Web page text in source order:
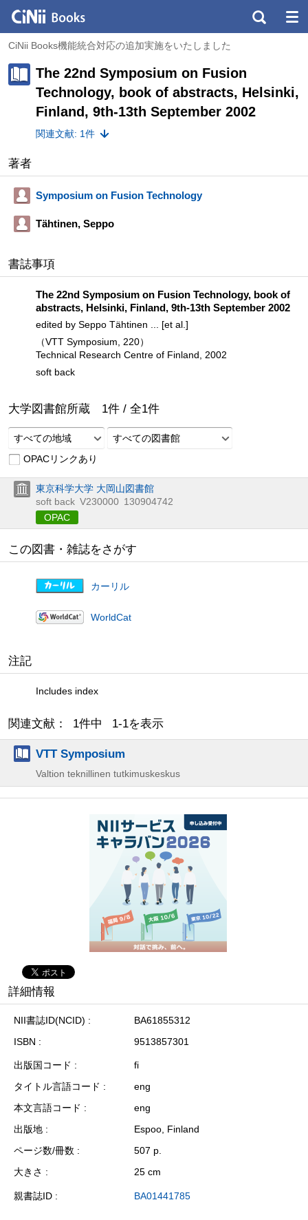
CiNii Books機能統合対応の追加実施をいたしました
The 22nd Symposium on Fusion
Technology, book of abstracts, Helsinki,
Finland, 9th-13th September 2002
関連文献: 1件
著者
Symposium on Fusion Technology
Tähtinen, Seppo
書誌事項
The 22nd Symposium on Fusion Technology, book of
abstracts, Helsinki, Finland, 9th-13th September 2002
edited by Seppo Tähtinen ... [et al.]
（VTT Symposium, 220）
Technical Research Centre of Finland, 2002
soft back
大学図書館所蔵 1件 / 全1件
すべての地域
すべての図書館
OPACリンクあり
東京科学大学 大岡山図書館
soft back V230000 130904742
OPAC
この図書・雑誌をさがす
カーリル
WorldCat
注記
Includes index
関連文献： 1件中 1-1を表示
VTT Symposium
Valtion teknillinen tutkimuskeskus
詳細情報
NII書誌ID(NCID)
BA61855312
ISBN
9513857301
出版国コード
fi
タイトル言語コード
eng
本文言語コード
eng
出版地
Espoo, Finland
ページ数/冊数
507 p.
大きさ
25 cm
親書誌ID BA01441785